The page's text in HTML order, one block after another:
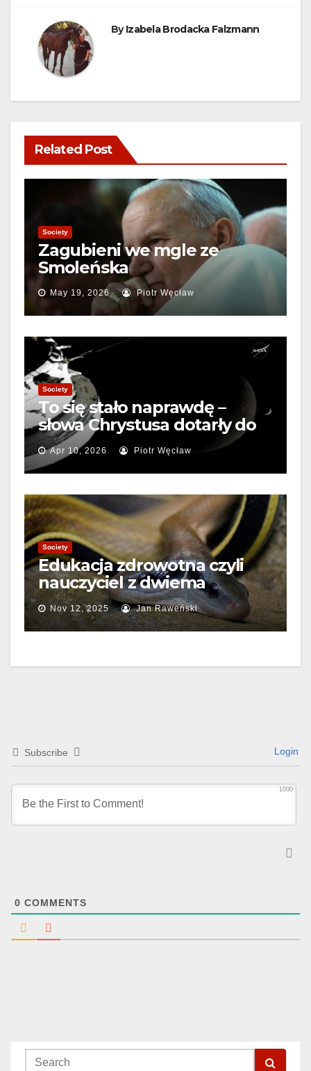
ByIzabela Brodacka Falzmann
Related Post
Society
Zagubieni we mgle ze
Smoleńska
May 19, 2026 Piotr Węcław
Society
To się stało naprawdę –
słowa Chrystusa dotarły do
nas z Kosmosu.
Apr 10, 2026 Piotr Węcław
Society
Edukacja zdrowotna czyli
nauczyciel z dwiema
głowami
Nov 12, 2025 Jan Raweński
Subscribe Login
1000
0 COMMENTS